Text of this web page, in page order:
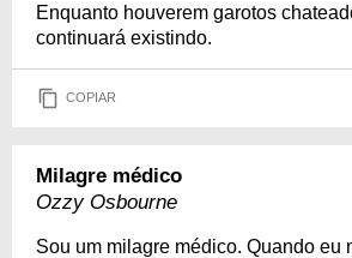
Enquanto houverem garotos
continuará existindo.
COPIAR
Milagre médico
Ozzy Osbourne
Sou um milagre médico. Quando eu